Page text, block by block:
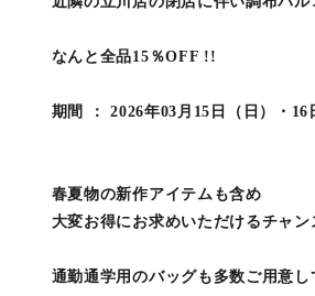
なんと全品15％OFF !!
期間 ： 2026年03月15日（日）・
春夏物の新作アイテムも含め
大変お得にお求めいただけるチャ
通勤通学用のバッグも多数ご用意し